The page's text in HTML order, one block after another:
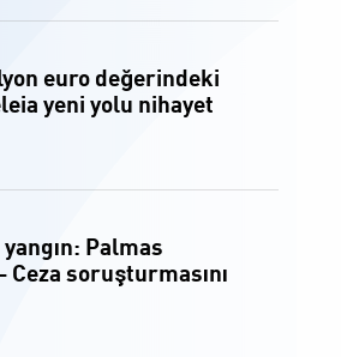
euro değerindeki
yeni yolu nihayet
yangın: Palmas
Ceza soruşturmasını